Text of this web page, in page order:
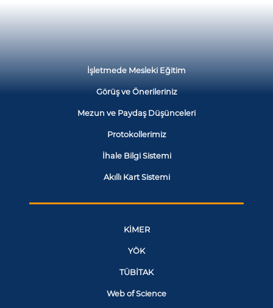
İşletmede Mesleki Eğitim
Görüş ve Önerileriniz
Mezun ve Paydaş Düşünceleri
Protokollerimiz
İhale Bilgi Sistemi
Akıllı Kart Sistemi
KİMER
YÖK
TÜBİTAK
Web of Science